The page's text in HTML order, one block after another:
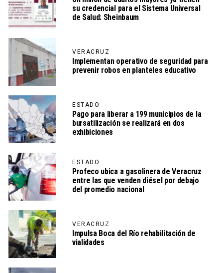
su credencial para el Sistema Universal
de Salud: Sheinbaum
VERACRUZ
Implementan operativo de seguridad para
prevenir robos en planteles educativo
ESTADO
Pago para liberar a 199 municipios de la
bursatilización se realizará en dos
exhibiciones
ESTADO
Profeco ubica a gasolinera de Veracruz
entre las que venden diésel por debajo
del promedio nacional
VERACRUZ
Impulsa Boca del Río rehabilitación de
vialidades